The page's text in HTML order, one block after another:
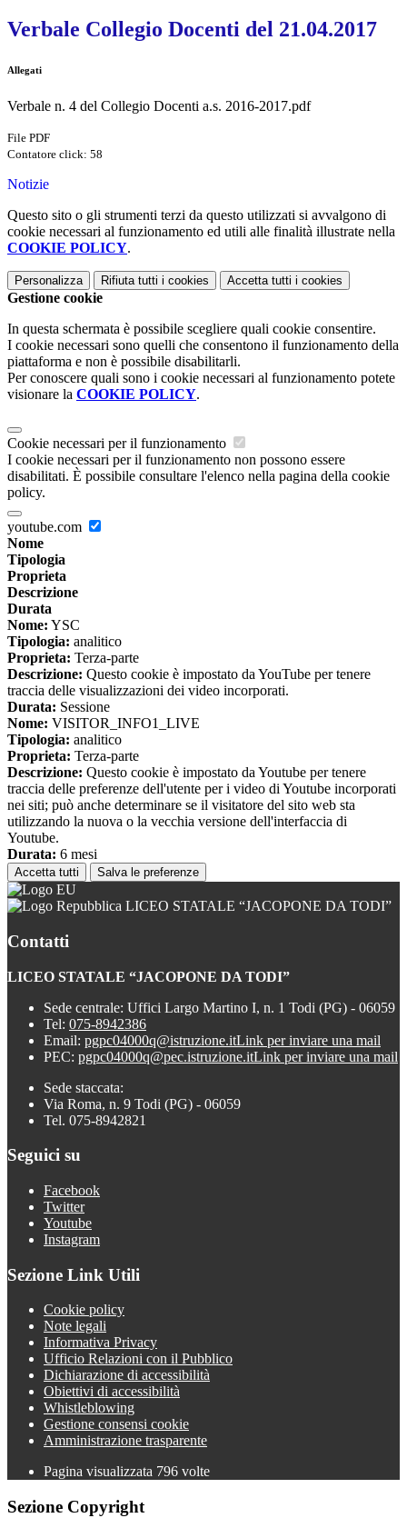
Verbale Collegio Docenti del 21.04.2017
Allegati
Verbale n. 4 del Collegio Docenti a.s. 2016-2017.pdf
File PDF
Contatore click: 58
Notizie
Questo sito o gli strumenti terzi da questo utilizzati si avvalgono di
cookie necessari al funzionamento ed utili alle finalità illustrate nella
COOKIE POLICY.
Personalizza Rifiuta tutti i cookies Accetta tutti i cookies
Gestione cookie
In questa schermata è possibile scegliere quali cookie consentire.
I cookie necessari sono quelli che consentono il funzionamento della
piattaforma e non è possibile disabilitarli.
Per conoscere quali sono i cookie necessari al funzionamento potete
visionare la COOKIE POLICY.
Cookie necessari per il funzionamento
I cookie necessari per il funzionamento non possono essere
disabilitati. È possibile consultare l'elenco nella pagina della cookie
policy.
youtube.com
Nome
Tipologia
Proprieta
Descrizione
Durata
Nome: YSC
Tipologia: analitico
Proprieta: Terza-parte
Descrizione: Questo cookie è impostato da YouTube per tenere
traccia delle visualizzazioni dei video incorporati.
Durata: Sessione
Nome: VISITOR_INFO1_LIVE
Tipologia: analitico
Proprieta: Terza-parte
Descrizione: Questo cookie è impostato da Youtube per tenere
traccia delle preferenze dell'utente per i video di Youtube incorporati
nei siti; può anche determinare se il visitatore del sito web sta
utilizzando la nuova o la vecchia versione dell'interfaccia di
Youtube.
Durata: 6 mesi
Accetta tutti Salva le preferenze
LICEO STATALE “JACOPONE DA TODI”
Contatti
LICEO STATALE “JACOPONE DA TODI”
Sede centrale: Uffici Largo Martino I, n. 1 Todi (PG) - 06059
Tel: 075-8942386
Email: pgpc04000q@istruzione.itLink per inviare una mail
PEC: pgpc04000q@pec.istruzione.itLink per inviare una mail
Sede staccata:
Via Roma, n. 9 Todi (PG) - 06059
Tel. 075-8942821
Seguici su
Facebook
Twitter
Youtube
Instagram
Sezione Link Utili
Cookie policy
Note legali
Informativa Privacy
Ufficio Relazioni con il Pubblico
Dichiarazione di accessibilità
Obiettivi di accessibilità
Whistleblowing
Gestione consensi cookie
Amministrazione trasparente
Pagina visualizzata 796 volte
Sezione Copyright